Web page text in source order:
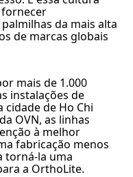
fornecer
da mais alta
de marcas globais
mais de 1.000
instalações de
de Ho Chi
OVN, as linhas
à melhor
fabricação menos
torná-la uma
a OrthoLite.